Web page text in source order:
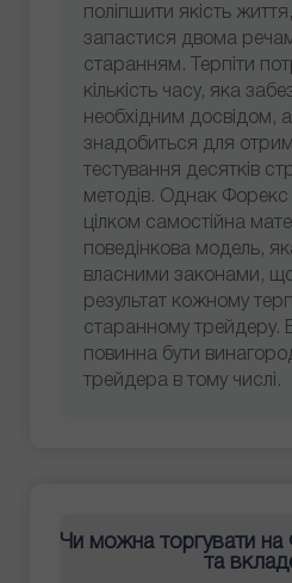
поліпшити якість
запастися двома
старанням. Терпіти
кількість часу, яка
необхідним досвідом,
знадобиться для
тестування десятків
методів. Однак Форекс
цілком самостійна
поведінкова модель,
власними законами,
результат кожному
старанному трейдеру.
повинна бути
трейдера в тому числі.
Чи можна торгувати
та